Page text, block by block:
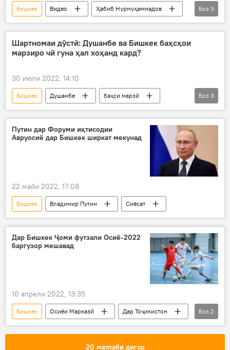
Бишкек Видео
Ҳабиб Нурмуҳаммадов
рақобат
сабқат размикор
Боз 3
Шартномаи дӯстӣ: Душанбе ва Бишкек баҳсҳои
марзиро чӣ гуна ҳал хоҳанд кард?
30 июли 2022, 14:10
Бишкек Душанбе
баҳси марзӣ
Сиёсат
ОМ Таҳлил
Боз 3
Путин дар Форуми иқтисодии
Авруосиё дар Бишкек ширкат мекунад
22 майи 2022, 17:08
Бишкек Владимир Путин Сиёсат
Дар Бишкек Ҷоми футзали Осиё-2022
баргузор мешавад
10 апрели 2022, 13:35
Бишкек Осиёи Марказӣ
Дар Тоҷикистон
футзал
Навигариҳои варзиши Тоҷикистон
Боз 2
20 матлаби дигар